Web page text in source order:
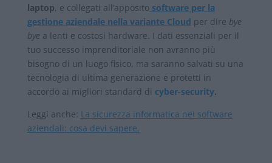
laptop, e collegati all’appositosoftware per la
gestione aziendale nella variante Cloud per dire bye
bye a lenti e costosi hardware. I dati essenziali per il
tuo successo imprenditoriale non avranno più
bisogno di un luogo fisico, ma saranno salvati su una
tecnologia di ultima generazione e protetti in
accordo ai migliori standard di cyber-security.
Leggi anche: La sicurezza informatica nei software
aziendali: cosa devi sapere.